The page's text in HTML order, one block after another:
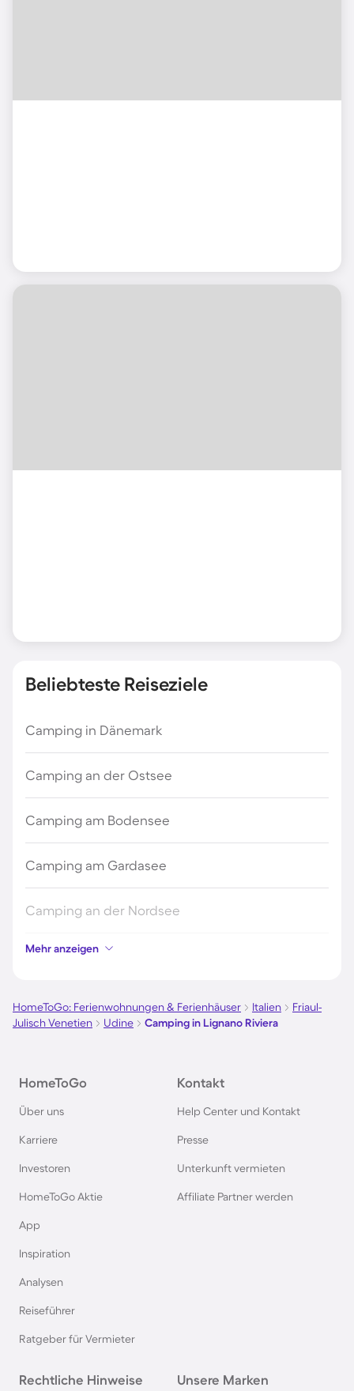
Beliebteste Reiseziele
Camping in Dänemark
Camping an der Ostsee
Camping am Bodensee
Camping am Gardasee
Camping an der Nordsee
Camping in Kroatien
Camping auf Fehmarn
Camping im Harz
Camping auf Usedom
Camping in Schweden
Camping in Holland
Mehr anzeigen
HomeToGo: Ferienwohnungen & Ferienhäuser Italien
Friaul-
Julisch Venetien
Udine Camping in Lignano Riviera
HomeToGo
Über uns
Karriere
Investoren
HomeToGo Aktie
App
Inspiration
Analysen
Reiseführer
Ratgeber für Vermieter
Kontakt
Help Center und Kontakt
Presse
Unterkunft vermieten
Affiliate Partner werden
Rechtliche Hinweise Unsere Marken